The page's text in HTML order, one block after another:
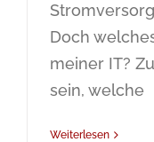
Doch
meiner IT?
sein, welche
Weiterlesen